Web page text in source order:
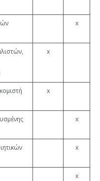
x
x
x
x
x
x